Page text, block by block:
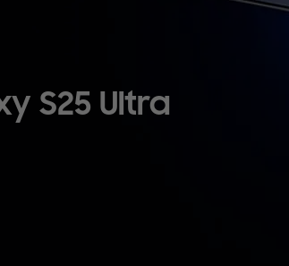
S25 Ultra